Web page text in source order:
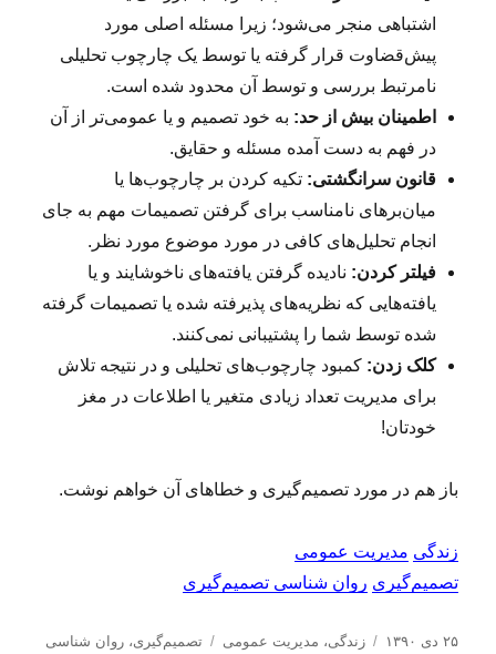
اشتباهی منجر می‌شود؛ زیرا مسئله اصلی مورد
پیش‌قضاوت قرار گرفته یا توسط یک چارچوب تحلیلی
نامرتبط بررسی و توسط آن محدود شده است.
اطمینان بیش از حد: به خود تصمیم و یا عمومی‌تر از آن
در فهم به دست آمده مسئله و حقایق.
قانون سرانگشتی: تکیه کردن بر چارچوب‌ها یا
میان‌برهای نامناسب برای گرفتن تصمیمات مهم به جای
انجام تحلیل‌های کافی در مورد موضوع مورد نظر.
فیلتر کردن: نادیده گرفتن یافته‌های ناخوشایند و یا
یافته‌هایی که نظریه‌های پذیرفته شده یا تصمیمات گرفته
شده توسط شما را پشتیبانی نمی‌کنند.
کلک زدن: کمبود چارچوب‌های تحلیلی و در نتیجه تلاش
برای مدیریت تعداد زیادی متغیر یا اطلاعات در مغز
خودتان!
باز هم در مورد تصمیم‌گیری و خطاهای آن خواهم نوشت.
زندگی مدیریت عمومی
تصمیم‌گیری روان شناسی تصمیم‌گیری
ا۲۵ دی ۱۳۹۰
دزندگی، مدیریت عمومی
بتصمیم‌گیری،روان شناسی